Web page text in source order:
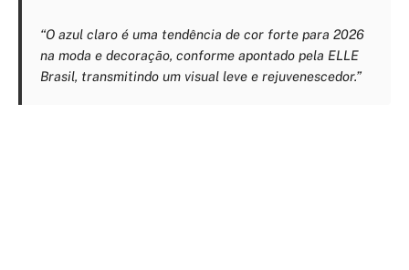
“O azul claro é uma tendência de cor forte para 2026
na moda e decoração, conforme apontado pela ELLE
Brasil, transmitindo um visual leve e rejuvenescedor.”